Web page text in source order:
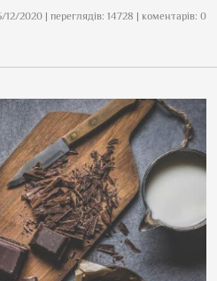
12/2020 | переглядів: 14728 | коментарів: 0